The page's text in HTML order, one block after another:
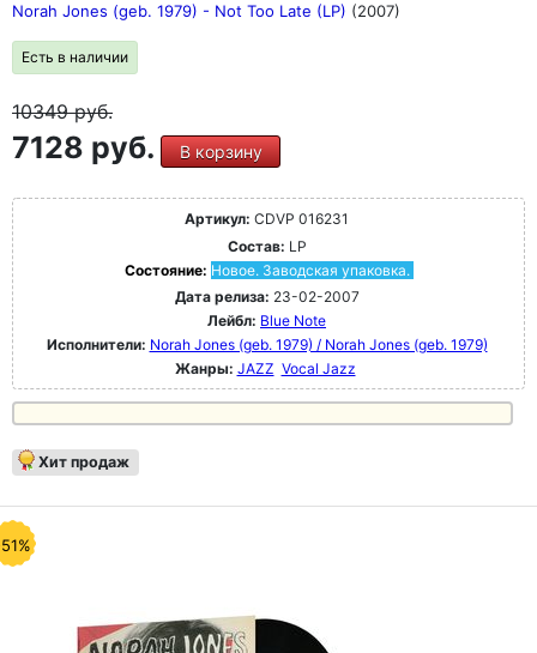
Norah Jones (geb. 1979) - Not Too Late (LP) (2007)
Есть в наличии
10349руб.
7128 руб. В корзину
Артикул: CDVP 016231
Состав: LP
Состояние: Новое. Заводская упаковка.
Дата релиза: 23-02-2007
Лейбл: Blue Note
Исполнители: Norah Jones (geb. 1979) / Norah Jones (geb. 1979)
Жанры: JAZZ Vocal Jazz
Хит продаж